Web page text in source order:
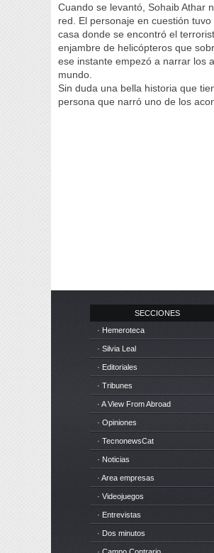
Cuando se levantó, Sohaib Athar
red. El personaje en cuestión
casa donde se encontró el
enjambre de helicópteros que
ese instante empezó a narrar los
mundo.
Sin duda una bella historia que
persona que narró uno de los
SECCIONES
· Hemeroteca
· Silvia Leal
· Editoriales
· Tribunes
· A View From Abroad
· Opiniones
· TecnonewsCat
· Noticias
· Area empresas
· Videojuegos
· Entrevistas
· Dos minutos